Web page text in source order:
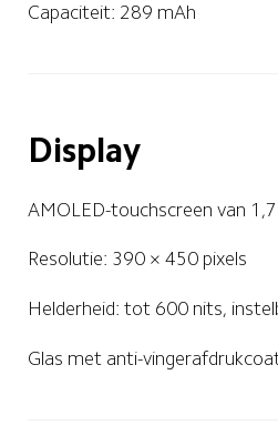
Capaciteit: 289 mAh
Display
AMOLED-touchscreen van
Resolutie: 390 × 450 pixels
Helderheid: tot 600 nits,
Glas met anti-